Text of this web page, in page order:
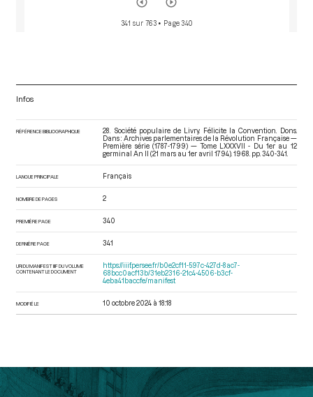
341 sur 763 • Page 340
Infos
RÉFÉRENCE BIBLIOGRAPHIQUE
28. Société populaire de Livry. Félicite la Convention. Dons.
Dans : Archives parlementaires de la Révolution Française —
Première série (1787-1799) — Tome LXXXVII - Du 1er au 12
germinal An II (21 mars au 1er avril 1794) . 1968. pp. 340-341.
LANGUE PRINCIPALE Français
NOMBRE DE PAGES 2
PREMIÈRE PAGE 340
DERNIÈRE PAGE 341
URI DU MANIFEST IIIF DU VOLUME
CONTENANT LE DOCUMENT
https://iiif.persee.fr/b0e2cf11-597c-427d-8ac7-
68bcc0acf13b/31eb2316-21c4-4506-b3cf-
4eba41baccfe/manifest
MODIFIÉ LE 10 octobre 2024 à 18:18